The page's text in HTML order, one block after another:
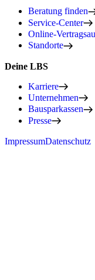
Beratung finden
Service-Center
Online-
Standorte
Deine LBS
Karriere
Unternehmen
Bausparkassen
Presse
ImpressumDatenschutz